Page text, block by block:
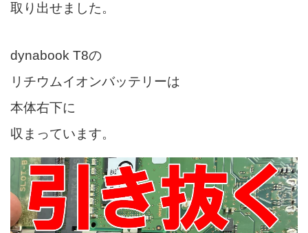
取り出せました。
dynabook T8の
リチウムイオンバッテリーは
本体右下に
収まっています。